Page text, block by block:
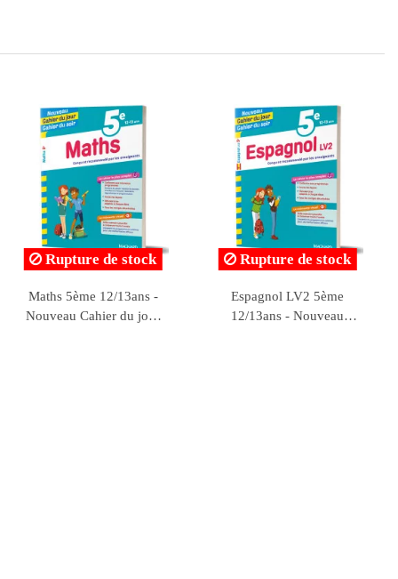
Rupture de stock
Dictées 5ème 12/13ans -
Chouette t'accompagne -
Rupture de stock
Rédaction 5ème 12/13ans
- Chouette t'accompagne -